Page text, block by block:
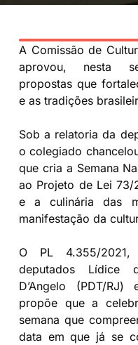
A Comissão de
aprovou, nesta
propostas que
e as tradições
Sob a relatoria da
o colegiado
que cria a Semana
ao Projeto de Lei
e a culinária das
manifestação da
O PL 4.355/
deputados Lídice
D’Angelo (PDT/
propõe que a
semana que
data em que já se